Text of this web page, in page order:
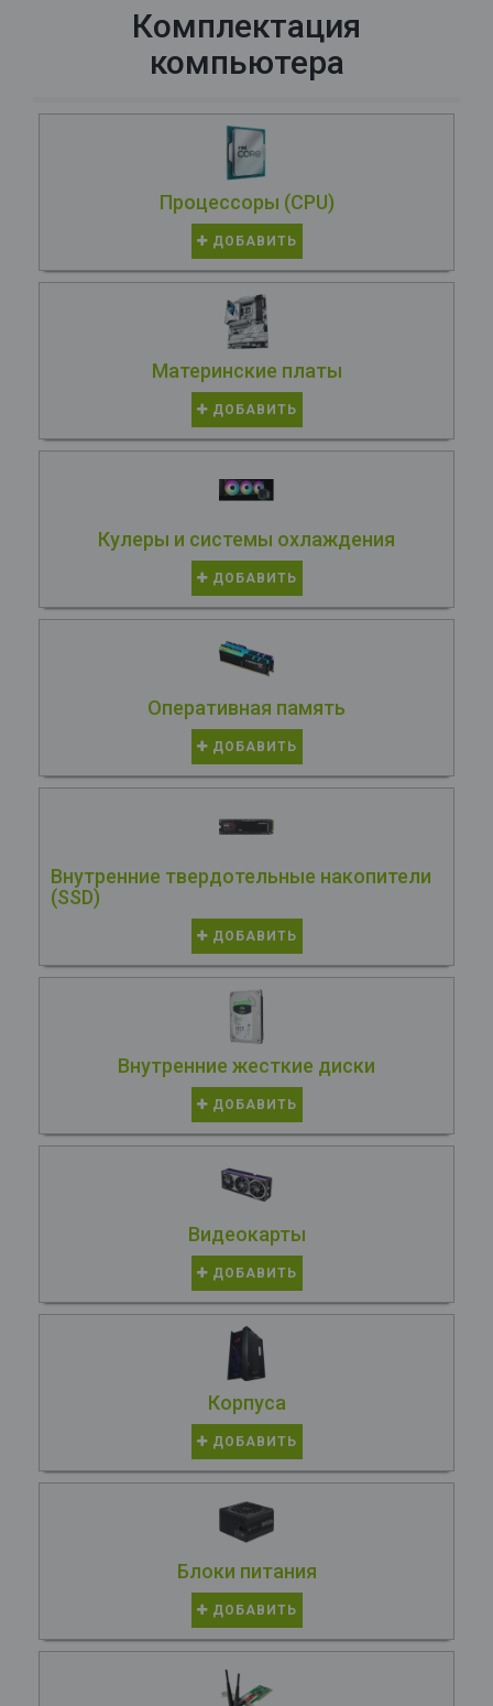
Комплектация
компьютера
Процессоры (CPU)
ДОБАВИТЬ
Материнские платы
ДОБАВИТЬ
Кулеры и системы охлаждения
ДОБАВИТЬ
Оперативная память
ДОБАВИТЬ
Внутренние твердотельные накопители
(SSD)
ДОБАВИТЬ
Внутренние жесткие диски
ДОБАВИТЬ
Видеокарты
ДОБАВИТЬ
Корпуса
ДОБАВИТЬ
Блоки питания
ДОБАВИТЬ